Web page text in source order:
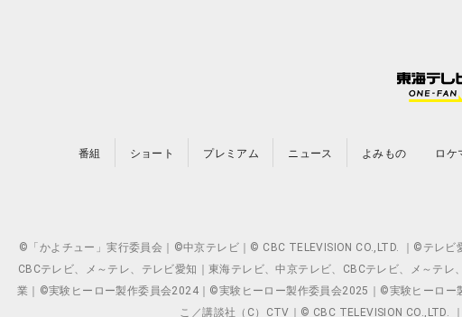
番組 ショート プレミアム ニュース よみもの ロケ
©「かよチュー」実行委員会｜©中京テレビ｜© CBC TELEVISION CO.,LTD. ｜©テレ
CBCテレビ、メ～テレ、テレビ愛知｜東海テレビ、中京テレビ、CBCテレビ、メ～
業｜©実験ヒーロー製作委員会2024｜©実験ヒーロー製作委員会2025｜©実験ヒーロー
こ／講談社（C）CTV｜© CBC TELEVISION